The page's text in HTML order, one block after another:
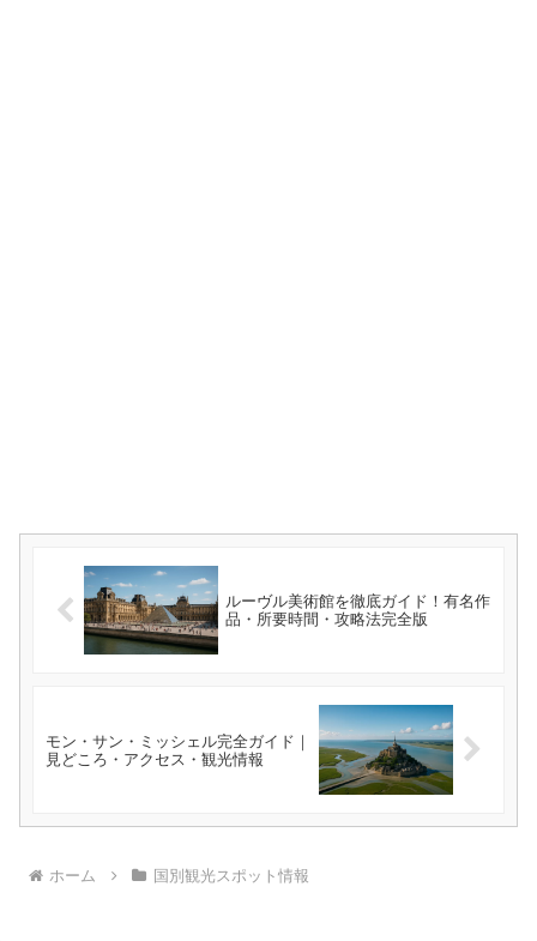
ルーヴル美術館を徹底ガイド！有名作
品・所要時間・攻略法完全版
モン・サン・ミッシェル完全ガイド｜
見どころ・アクセス・観光情報
ホーム 国別観光スポット情報